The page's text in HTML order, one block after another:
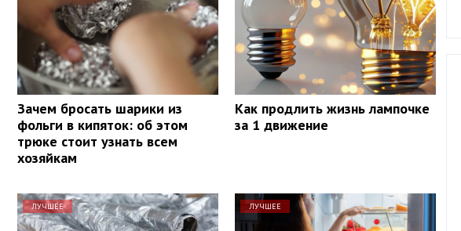
Зачем бросать шарики из
фольги в кипяток: об этом
трюке стоит узнать всем
хозяйкам
Как продлить жизнь лампочке
за 1 движение
ЛУЧШЕЕ ЛУЧШЕЕ